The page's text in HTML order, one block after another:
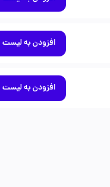
افزودن به لیست
افزودن به لیست